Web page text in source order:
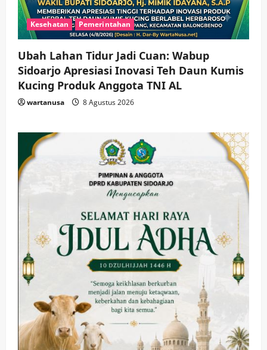
Kesehatan Pemerintahan
Ubah Lahan Tidur Jadi Cuan: Wabup
Sidoarjo Apresiasi Inovasi Teh Daun Kumis
Kucing Produk Anggota TNI AL
wartanusa 8 Agustus 2026
Kesehatan
Pembangunan
Pemerintahan
PANAS! Kalah Tender Proyek RSUD